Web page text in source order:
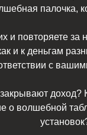
палочка,
и повторяете
и к деньгам
с
доход?
о волшебной